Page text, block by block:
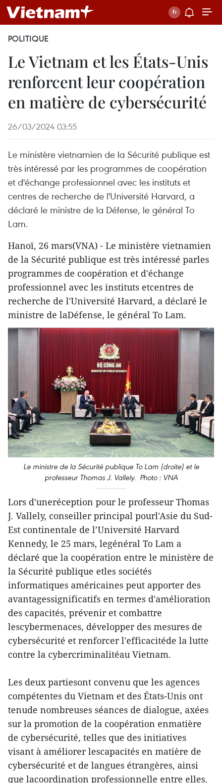
POLITIQUE
Le Vietnam et les États-Unis
renforcent leur coopération
en matière de cybersécurité
26/03/2024 03:55
Le ministère vietnamien de la Sécurité publique est
très intéressé par les programmes de coopération
et d'échange professionnel avec les instituts et
centres de recherche de l'Université Harvard, a
déclaré le ministre de la Défense, le général To
Lam.
Hanoï, 26 mars(VNA) - Le ministère vietnamien
de la Sécurité publique est très intéressé parles
programmes de coopération et d'échange
professionnel avec les instituts etcentres de
recherche de l'Université Harvard, a déclaré le
ministre de laDéfense, le général To Lam.
Le ministre de la Sécurité publique To Lam (droite) et le
professeur Thomas J. Vallely. Photo : VNA
Lors d'uneréception pour le professeur Thomas
J. Vallely, conseiller principal pourl'Asie du Sud-
Est continentale de l’Université Harvard
Kennedy, le 25 mars, legénéral To Lam a
déclaré que la coopération entre le ministère de
la Sécurité publique etles sociétés
informatiques américaines peut apporter des
avantagessignificatifs en termes d'amélioration
des capacités, prévenir et combattre
lescybermenaces, développer des mesures de
cybersécurité et renforcer l'efficacitéde la lutte
contre la cybercriminalitéau Vietnam.
Les deux partiesont convenu que les agences
compétentes du Vietnam et des États-Unis ont
tenude nombreuses séances de dialogue, axées
sur la promotion de la coopération enmatière
de cybersécurité, telles que des initiatives
visant à améliorer lescapacités en matière de
cybersécurité et de langues étrangères, ainsi
que lacoordination professionnelle entre elles.